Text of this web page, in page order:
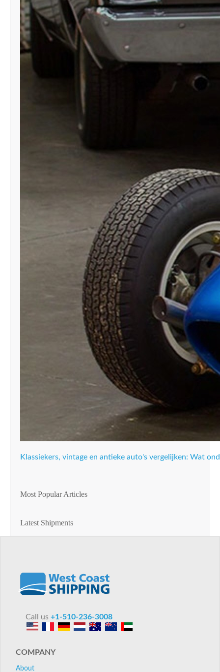
Klassiekers, vintage en antieke auto's vergelijken: Wat
Most Popular Articles
Latest Shipments
Call us +1-510-236-3008
COMPANY
About